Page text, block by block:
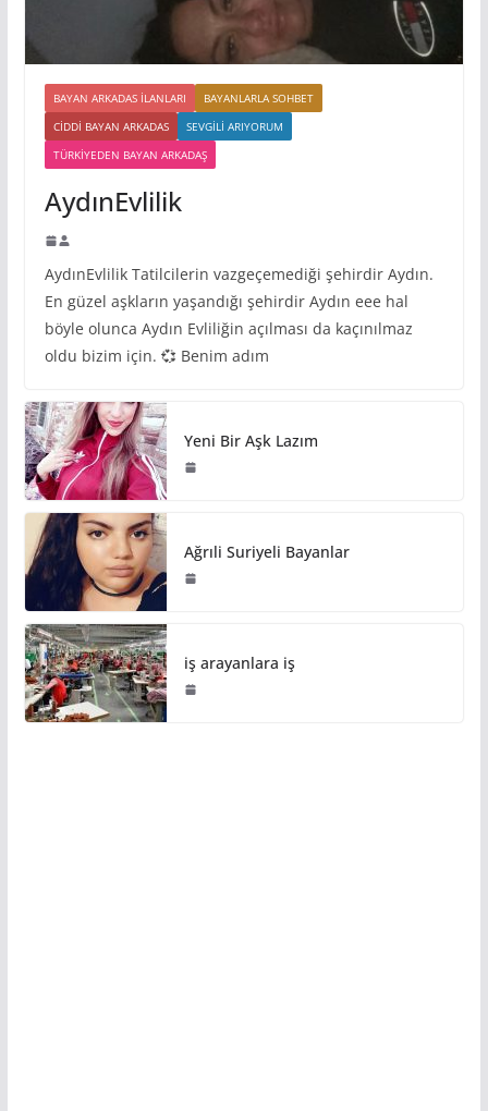
BAYAN ARKADAS ILANLARI
BAYANLARLA SOHBET
CIDDI BAYAN ARKADAS
SEVGILI ARIYORUM
TÜRKIYEDEN BAYAN ARKADAŞ
AydınEvlilik
AydınEvlilik Tatilcilerin vazgeçemediği şehirdir Aydın.
En güzel aşkların yaşandığı şehirdir Aydın eee hal
böyle olunca Aydın Evliliğin açılması da kaçınılmaz
oldu bizim için. 💞 Benim adım
Yeni Bir Aşk Lazım
Ağrıli Suriyeli Bayanlar
iş arayanlara iş